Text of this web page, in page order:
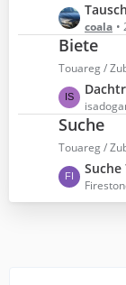
e
B
e
i
t
r
ä
g
e
L
e
t
z
e
B
e
i
t
r
ä
coala
Biete
Touareg /
L
e
t
z
e
Suche
Touareg /
L
e
t